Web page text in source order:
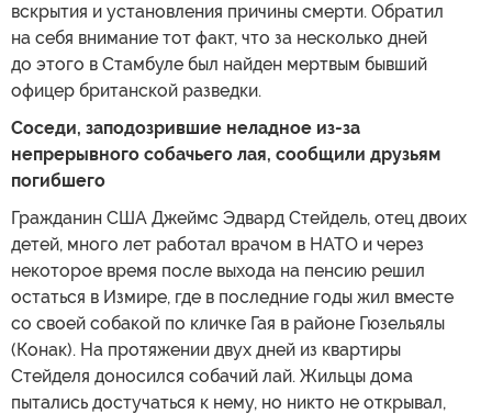
вскрытия и установления причины смерти. Обратил
на себя внимание тот факт, что за несколько дней
до этого в Стамбуле был найден мертвым бывший
офицер британской разведки.
Соседи, заподозрившие неладное из-за
непрерывного собачьего лая, сообщили друзьям
погибшего
Гражданин США Джеймс Эдвард Стейдель, отец двоих
детей, много лет работал врачом в НАТО и через
некоторое время после выхода на пенсию решил
остаться в Измире, где в последние годы жил вместе
со своей собакой по кличке Гая в районе Гюзельялы
(Конак). На протяжении двух дней из квартиры
Стейделя доносился собачий лай. Жильцы дома
пытались достучаться к нему, но никто не открывал,